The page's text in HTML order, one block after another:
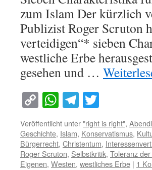
zum Islam Der kürzlich
Publizist Roger Scruton
verteidigen“* sieben
westliche Erbe
gesehen und …
Copy
Link
WhatsApp
Telegram
Veröffentlicht unter"right is right",
Geschichte, Islam, Konservatismus,
Bürgerrecht, Christentum,
Roger Scruton, Selbstkritik, Toleranz
Eigenen, Westen, westliches Erbe | 1